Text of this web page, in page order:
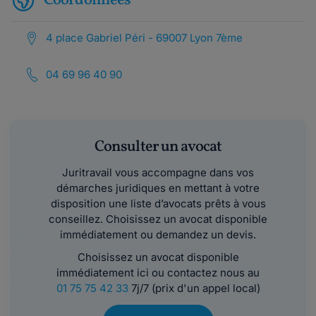
4 place Gabriel Péri - 69007 Lyon 7ème
04 69 96 40 90
Consulter un avocat
Juritravail vous accompagne dans vos
démarches juridiques en mettant à votre
disposition une liste d’avocats prêts à vous
conseillez. Choisissez un avocat disponible
immédiatement ou demandez un devis.
Choisissez un avocat disponible
immédiatement ici ou contactez nous au
01 75 75 42 337j/7 (prix d'un appel local)